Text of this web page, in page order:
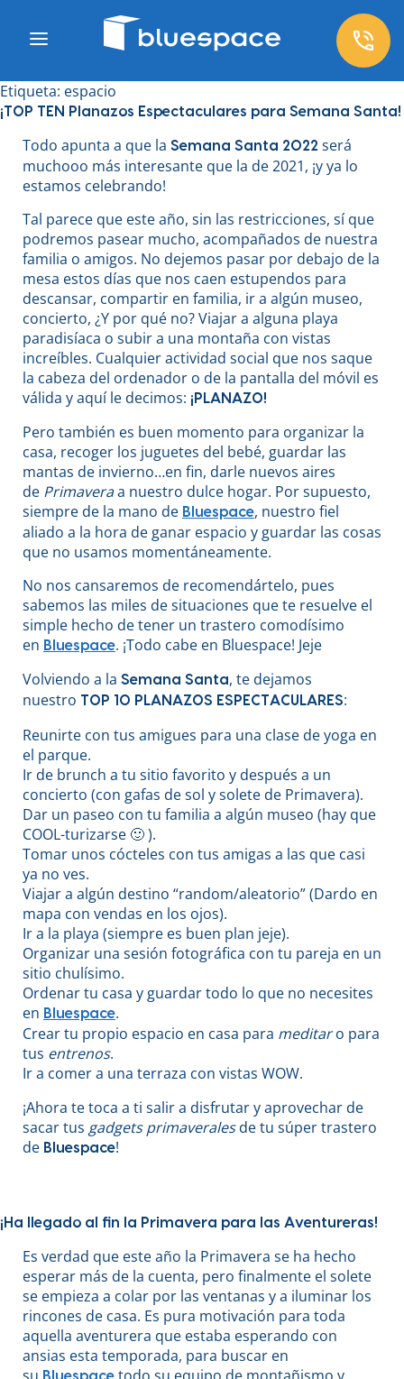
Etiqueta: espacio
¡TOP TEN Planazos Espectaculares para Semana Santa!
Todo apunta a que la Semana Santa 2022 será
muchooo más interesante que la de 2021, ¡y ya lo
estamos celebrando!
Tal parece que este año, sin las restricciones, sí que
podremos pasear mucho, acompañados de nuestra
familia o amigos. No dejemos pasar por debajo de la
mesa estos días que nos caen estupendos para
descansar, compartir en familia, ir a algún museo,
concierto, ¿Y por qué no? Viajar a alguna playa
paradisíaca o subir a una montaña con vistas
increíbles. Cualquier actividad social que nos saque
la cabeza del ordenador o de la pantalla del móvil es
válida y aquí le decimos: ¡PLANAZO!
Pero también es buen momento para organizar la
casa, recoger los juguetes del bebé, guardar las
mantas de invierno…en fin, darle nuevos aires
de Primaveraa nuestro dulce hogar. Por supuesto,
siempre de la mano de Bluespace, nuestro fiel
aliado a la hora de ganar espacio y guardar las cosas
que no usamos momentáneamente.
No nos cansaremos de recomendártelo, pues
sabemos las miles de situaciones que te resuelve el
simple hecho de tener un trastero comodísimo
en Bluespace. ¡Todo cabe en Bluespace! Jeje
Volviendo a la Semana Santa, te dejamos
nuestro TOP 10 PLANAZOS ESPECTACULARES:
Reunirte con tus amigues para una clase de yoga en
el parque.
Ir de brunch a tu sitio favorito y después a un
concierto (con gafas de sol y solete de Primavera).
Dar un paseo con tu familia a algún museo (hay que
COOL-turizarse 🙂 ).
Tomar unos cócteles con tus amigas a las que casi
ya no ves.
Viajar a algún destino “random/aleatorio” (Dardo en
mapa con vendas en los ojos).
Ir a la playa (siempre es buen plan jeje).
Organizar una sesión fotográfica con tu pareja en un
sitio chulísimo.
Ordenar tu casa y guardar todo lo que no necesites
en Bluespace.
Crear tu propio espacio en casa para meditaro para
tus entrenos.
Ir a comer a una terraza con vistas WOW.
¡Ahora te toca a ti salir a disfrutar y aprovechar de
sacar tus gadgets primaveralesde tu súper trastero
de Bluespace!
¡Ha llegado al fin la Primavera para las Aventureras!
Es verdad que este año la Primavera se ha hecho
esperar más de la cuenta, pero finalmente el solete
se empieza a colar por las ventanas y a iluminar los
rincones de casa. Es pura motivación para toda
aquella aventurera que estaba esperando con
ansias esta temporada, para buscar en